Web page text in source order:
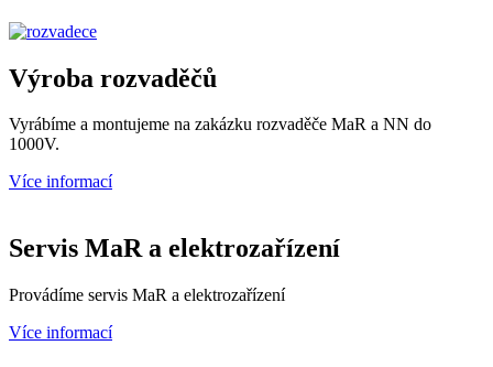
Výroba rozvaděčů
Vyrábíme a montujeme na zakázku rozvaděče MaR a NN do
1000V.
Více informací
Servis MaR a elektrozařízení
Provádíme servis MaR a elektrozařízení
Více informací